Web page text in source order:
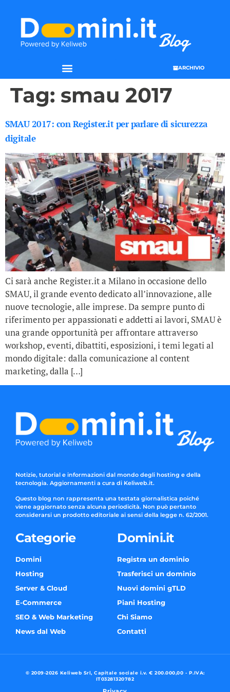
ARCHIVIO
Tag: smau 2017
SMAU 2017: con Register.it per parlare di sicurezza
digitale
Ci sarà anche Register.it a Milano in occasione dello
SMAU, il grande evento dedicato all’innovazione, alle
nuove tecnologie, alle imprese. Da sempre punto di
riferimento per appassionati e addetti ai lavori, SMAU è
una grande opportunità per affrontare attraverso
workshop, eventi, dibattiti, esposizioni, i temi legati al
mondo digitale: dalla comunicazione al content
marketing, dalla […]
Notizie, tutorial e informazioni dal mondo degli hosting e della
tecnologia. Aggiornamenti a cura di Keliweb.it.
Questo blog non rappresenta una testata giornalistica poiché
viene aggiornato senza alcuna periodicità. Non può pertanto
considerarsi un prodotto editoriale ai sensi della legge n. 62/2001.
Categorie
Domini
Hosting
Server & Cloud
E-Commerce
SEO & Web Marketing
News dal Web
Domini.it
Registra un dominio
Trasferisci un dominio
Nuovi domini gTLD
Piani Hosting
Chi Siamo
Contatti
© 2009-2026 Keliweb Srl, Capitale sociale i.v. € 200.000,00 - P.IVA:
IT03281320782